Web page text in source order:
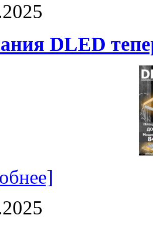
DLED